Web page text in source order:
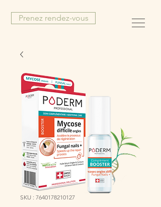
Prenez rendez-vous
SKU : 7640178210127